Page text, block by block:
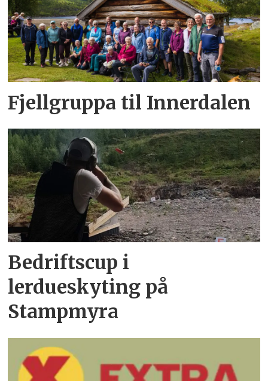
Fjellgruppa til Innerdalen
Bedriftscup i
lerdueskyting på
Stampmyra